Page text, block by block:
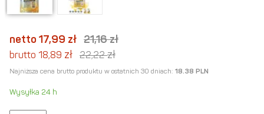
netto 17,99 zł 21,16zł
brutto 18,89 zł 22,22zł
Najniższa cena brutto produktu w ostatnich 30 dniach: 18.38 PLN
Wysyłka 24 h